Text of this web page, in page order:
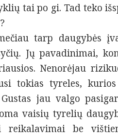
tai po gi. Tad teko
tarp daugybės
Jų pavadinimai,
Nenorėjau
tokias tyreles,
jau valgo
vaisių tyrelių
reikalavimai be